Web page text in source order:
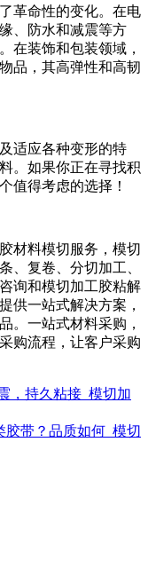
革命性的变化。在电
、防水和减震等方
在装饰和包装领域，
品，其高弹性和高韧
适应各种变形的特
。如果你正在寻找积
值得考虑的选择！
材料模切服务，模切
、复卷、分切加工、
询和模切加工胶粘解
供一站式解决方案，
。一站式材料采购，
购流程，让客户采购
，持久粘接_模切加
胶带？品质如何_模切